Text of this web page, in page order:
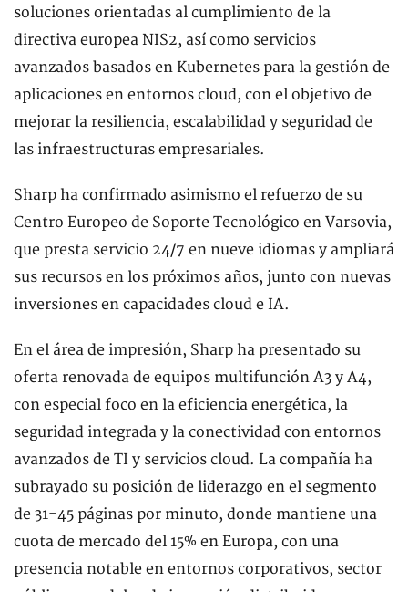
soluciones orientadas al cumplimiento de la
directiva europea NIS2, así como servicios
avanzados basados en Kubernetes para la gestión de
aplicaciones en entornos cloud, con el objetivo de
mejorar la resiliencia, escalabilidad y seguridad de
las infraestructuras empresariales.
Sharp ha confirmado asimismo el refuerzo de su
Centro Europeo de Soporte Tecnológico en Varsovia,
que presta servicio 24/7 en nueve idiomas y ampliará
sus recursos en los próximos años, junto con nuevas
inversiones en capacidades cloud e IA.
En el área de impresión, Sharp ha presentado su
oferta renovada de equipos multifunción A3 y A4,
con especial foco en la eficiencia energética, la
seguridad integrada y la conectividad con entornos
avanzados de TI y servicios cloud. La compañía ha
subrayado su posición de liderazgo en el segmento
de 31-45 páginas por minuto, donde mantiene una
cuota de mercado del 15% en Europa, con una
presencia notable en entornos corporativos, sector